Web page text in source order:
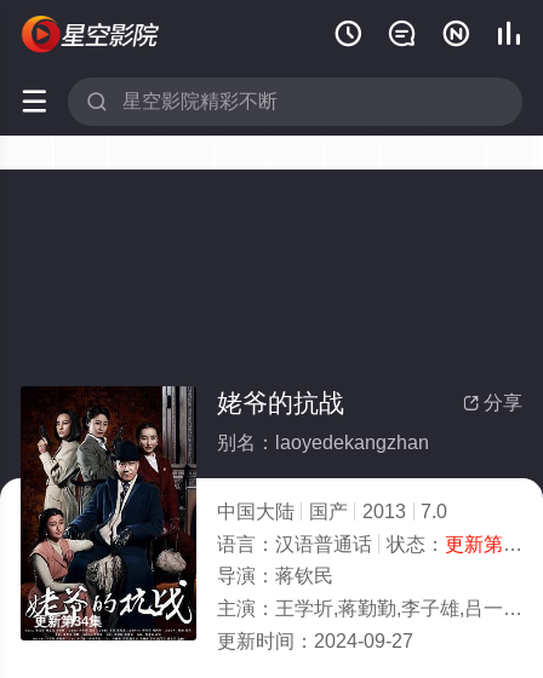
   
 
更新第34集
 分享
姥爷的抗战
别名：laoyedekangzhan
中国大陆 国产 2013
7.0
语言： 汉语普通话 状态： 更新第34集
导演： 蒋钦民
主演： 王学圻,蒋勤勤,李子雄,吕一,冯静,张梓烈,李勤勤,李璐茜,祝涛
更新时间： 2024-09-27